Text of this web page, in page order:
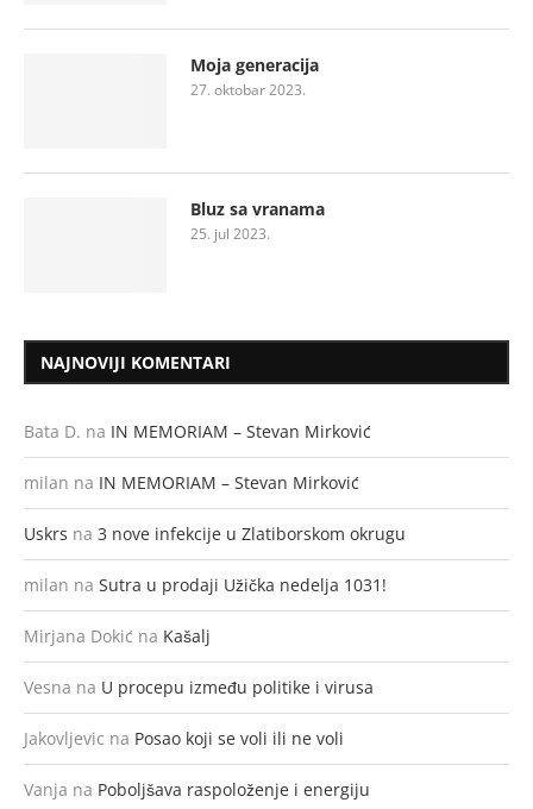
Moja generacija
27. oktobar 2023.
Bluz sa vranama
25. jul 2023.
NAJNOVIJI KOMENTARI
Bata D. na IN MEMORIAM – Stevan Mirković
milan na IN MEMORIAM – Stevan Mirković
Uskrs na 3 nove infekcije u Zlatiborskom okrugu
milan na Sutra u prodaji Užička nedelja 1031!
Mirjana Dokić na Kašalj
Vesna na U procepu između politike i virusa
Jakovljevic na Posao koji se voli ili ne voli
Vanja na Poboljšava raspoloženje i energiju